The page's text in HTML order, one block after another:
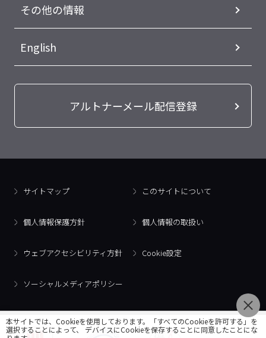
その他の情報
English
アルトナーメール配信登録
サイトマップ このサイトについて
個人情報保護方針 個人情報の取扱い
ウェブアクセシビリティ方針 Cookie設定
ソーシャルメディアポリシー
本サイトでは、Cookieを使用しております。「すべてのCookieを許可する」を
選択することによって、 デバイスにCookieを保存することに同意したことにな